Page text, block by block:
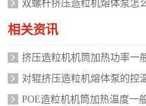
双螺杆挤压造粒机熔体泵怎
相关资讯
挤压造粒机机筒加热功率一
对辊挤压造粒机熔体泵的控
POE造粒机机筒加热温度一